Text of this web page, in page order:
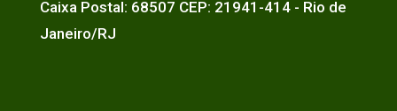
Caixa Postal: 68507 CEP: 21941-414 - Rio de
Janeiro/RJ